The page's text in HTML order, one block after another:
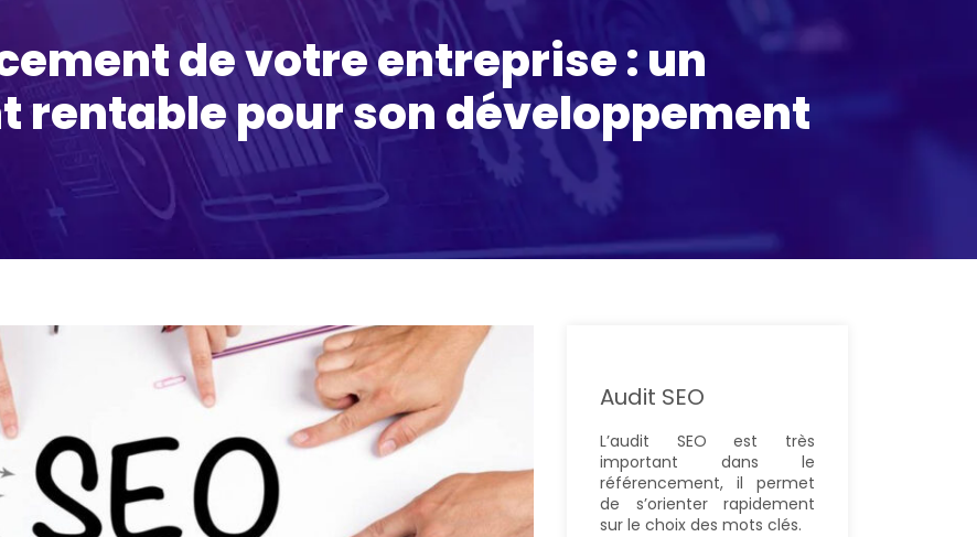
de votre entreprise : un
rentable pour son développement
Audit SEO
L’audit SEO est très
important dans le
référencement, il permet
de s’orienter rapidement
sur le choix des mots clés.